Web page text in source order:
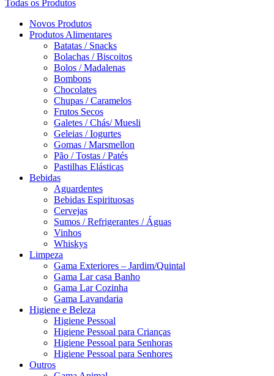
Todas os Produtos
Novos Produtos
Produtos Alimentares
Batatas / Snacks
Bolachas / Biscoitos
Bolos / Madalenas
Bombons
Chocolates
Chupas / Caramelos
Frutos Secos
Galetes / Chás/ Muesli
Geleias / Iogurtes
Gomas / Marsmellon
Pão / Tostas / Patés
Pastilhas Elásticas
Bebidas
Aguardentes
Bebidas Espirituosas
Cervejas
Sumos / Refrigerantes / Águas
Vinhos
Whiskys
Limpeza
Gama Exteriores – Jardim/Quintal
Gama Lar casa Banho
Gama Lar Cozinha
Gama Lavandaria
Higiene e Beleza
Higiene Pessoal
Higiene Pessoal para Crianças
Higiene Pessoal para Senhoras
Higiene Pessoal para Senhores
Outros